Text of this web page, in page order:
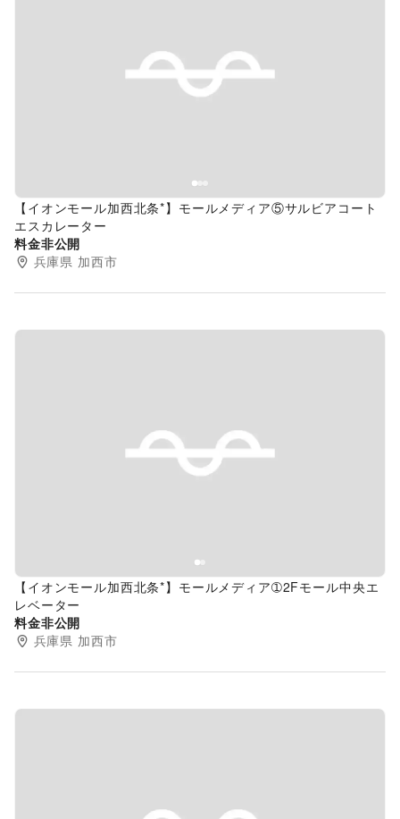
Previous slide
【イオンモール加西北条*】モールメディア⑤サルビアコート
エスカレーター
料金非公開
兵庫県 加西市
Previous slide
【イオンモール加西北条*】モールメディア➀2Fモール中央エ
レベーター
料金非公開
兵庫県 加西市